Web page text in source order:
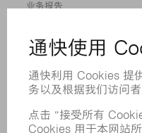
业务报告
举报系统
新闻稿
杂志
环境和气候